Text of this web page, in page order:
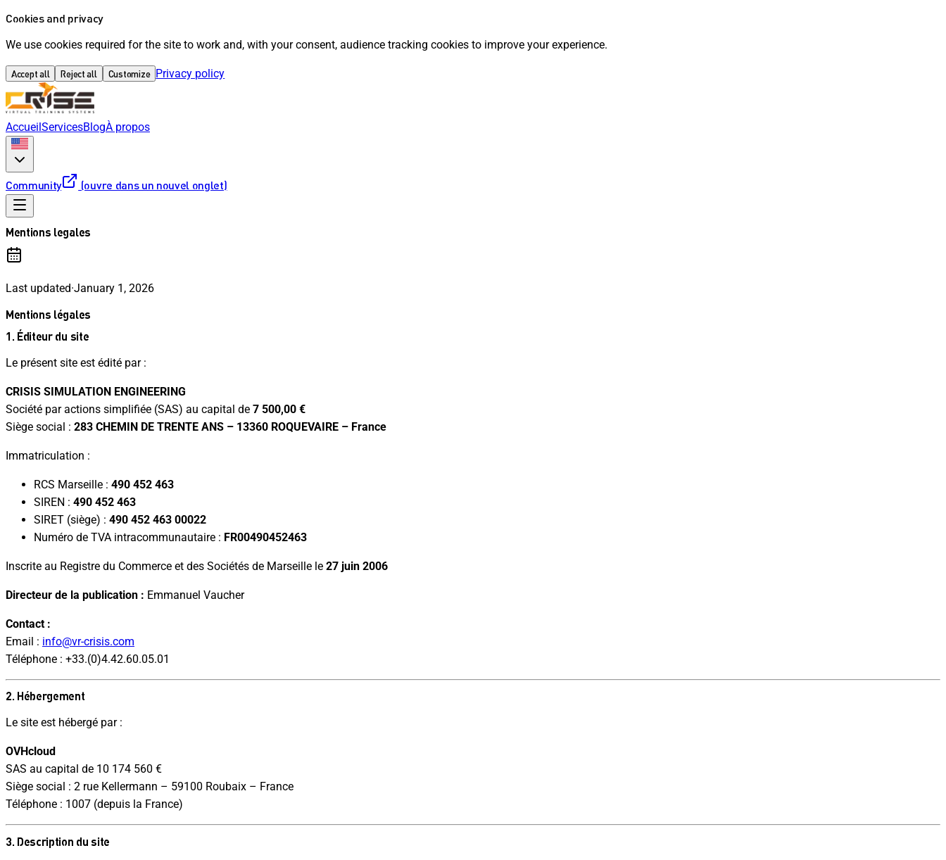
Cookies and privacy
We use cookies required for the site to work and, with your consent, audience tracking cookies to improve your experience.
Accept all Reject all Customize Privacy policy
Accueil ServicesBlogÀ propos
Community (ouvre dans un nouvel onglet)
Mentions legales
Last updated·January 1, 2026
Mentions légales
1. Éditeur du site
Le présent site est édité par :
CRISIS SIMULATION ENGINEERING
Société par actions simplifiée (SAS) au capital de 7 500,00 €
Siège social : 283 CHEMIN DE TRENTE ANS – 13360 ROQUEVAIRE – France
Immatriculation :
RCS Marseille : 490 452 463
SIREN : 490 452 463
SIRET (siège) : 490 452 463 00022
Numéro de TVA intracommunautaire : FR00490452463
Inscrite au Registre du Commerce et des Sociétés de Marseille le 27 juin 2006
Directeur de la publication : Emmanuel Vaucher
Contact :
Email : info@vr-crisis.com
Téléphone : +33.(0)4.42.60.05.01
2. Hébergement
Le site est hébergé par :
OVHcloud
SAS au capital de 10 174 560 €
Siège social : 2 rue Kellermann – 59100 Roubaix – France
Téléphone : 1007 (depuis la France)
3. Description du site